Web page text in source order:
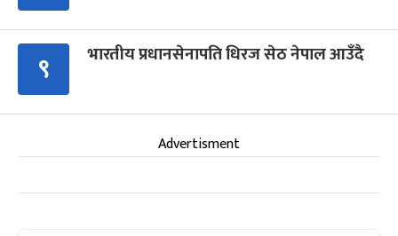
९ भारतीय प्रधानसेनापति धिरज सेठ नेपाल आउँदै
Advertisment